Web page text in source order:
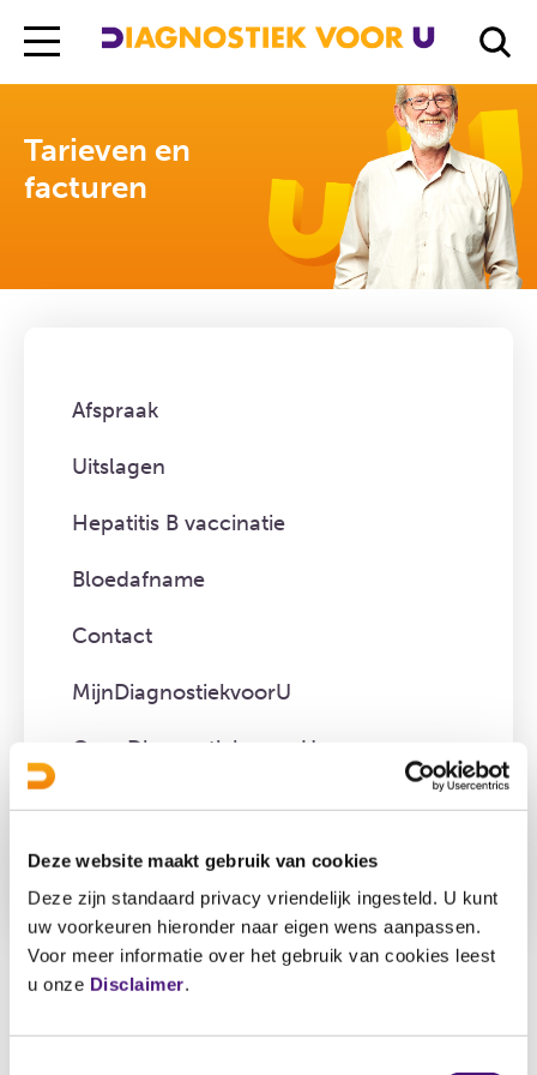
Deze website maakt gebruik van cookies
Deze zijn standaard privacy vriendelijk ingesteld. U kunt
uw voorkeuren hieronder naar eigen wens aanpassen.
Voor meer informatie over het gebruik van cookies leest
u onze Disclaimer.
Diagnostiek Voor U Tarieven en facturen
Tarieven en
facturen
Afspraak
Uitslagen
Hepatitis B vaccinatie
Bloedafname
Contact
MijnDiagnostiekvoorU
Over Diagnostiek voor U
Tarieven en facturen
Wachttijden
Tarieven en facturen
Er zijn geen vragen voor deze categorie.